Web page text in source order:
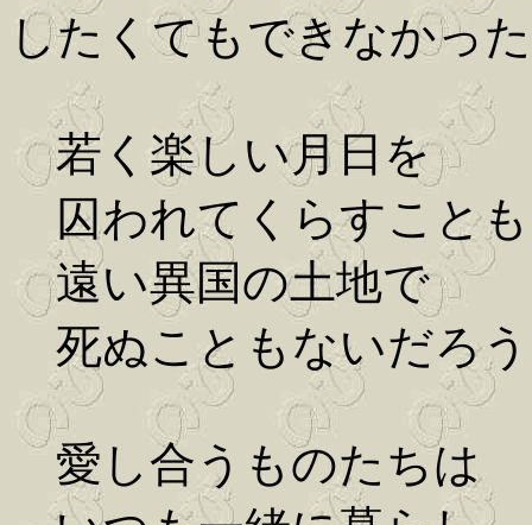
したくてもできなかっ
若く楽しい月日を
囚われてくらすこと
遠い異国の土地で
死ぬこともないだろう
愛し合うものたちは